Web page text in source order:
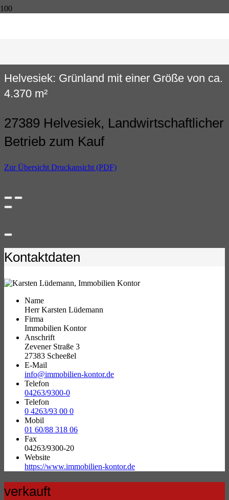
Helvesiek: Grünland mit einer Größe von ca.
4.370 m²
27389 Helvesiek, Landwirtschaftlicher
Betrieb zum Kauf
Zur Übersicht Druckansicht (PDF)
Kontaktdaten
Name
Herr Karsten Lüdemann
Firma
Immobilien Kontor
Anschrift
Zevener Straße 3
27383 Scheeßel
E-Mail
info@immobilien-kontor.de
Telefon
04263/9300-0
Telefon
0 4263/93 00 0
Mobil
01 60/88 318 06
Fax
04263/9300-20
Website
https://www.immobilien-kontor.de
verkauft